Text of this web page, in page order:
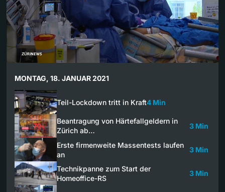
MONTAG, 18. JANUAR 2021
Teil-Lockdown tritt in Kraft4 Min
Beantragung von Härtefallgeldern in
Zürich ab…
3 Min
Erste firmenweite Massentests laufen
an
3 Min
Technikpanne zum Start der
Homeoffice-RS
3 Min